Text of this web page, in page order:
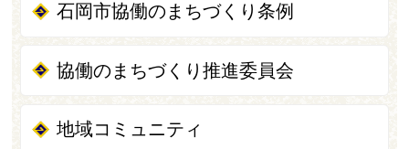
石岡市協働のまちづくり条例
協働のまちづくり推進委員会
地域コミュニティ